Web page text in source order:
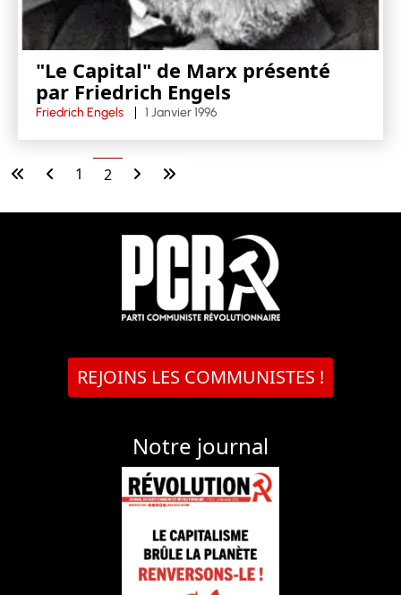
"Le Capital" de Marx présenté
par Friedrich Engels
Friedrich Engels 1 Janvier 1996
1 2
REJOINS LES COMMUNISTES !
Notre journal